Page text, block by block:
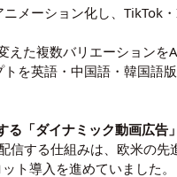
メーション化し、TikTok
えた複数バリエーション
を英語・中国語・韓国語
「ダイナミック動画広告」
する仕組みは、欧米の先
ト導入を進めていました。